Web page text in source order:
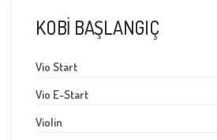
KOBİ BAŞLANGIÇ
Vio Start
Vio E-Start
Violin